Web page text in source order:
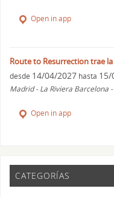
Open in app
Route to Resurrection trae
desde 14/04/2027 hasta 15/
Madrid - La Riviera Barcelona
Open in app
CATEGORÍAS